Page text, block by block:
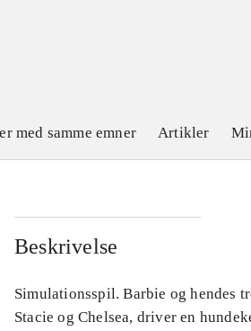
med samme emner Artikler
Beskrivelse
Simulationsspil. Barbie og hendes
Stacie og Chelsea, driver en